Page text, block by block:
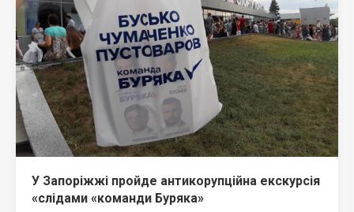
У Запоріжжі пройде антикорупційна екскурсія
«слідами «команди Буряка»